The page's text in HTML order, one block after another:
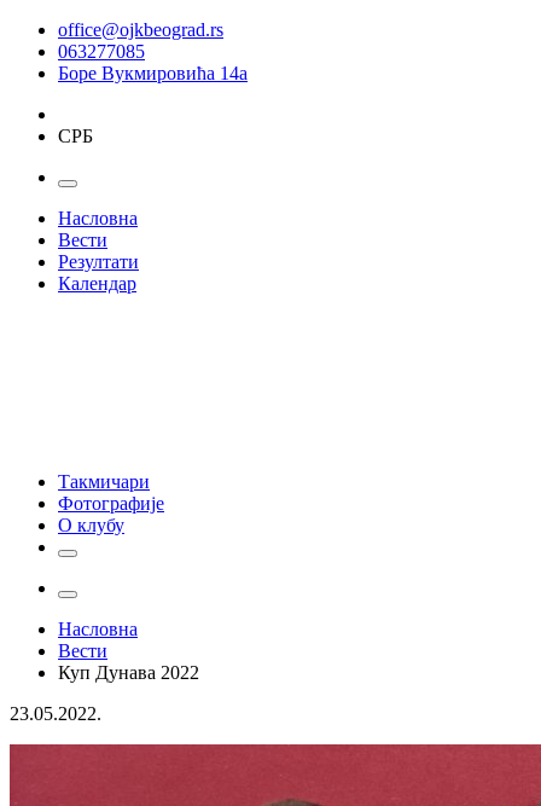
office@ojkbeograd.rs
063277085
Боре Вукмировића 14а
СРБ
Насловна
Вести
Резултати
Календар
Такмичари
Фотографије
О клубу
Насловна
Вести
Куп Дунава 2022
23.05.2022.